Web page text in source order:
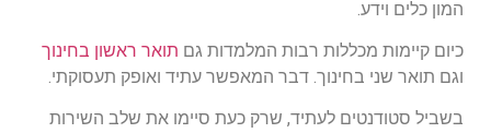
המון כלים וידע.
כיום קיימות מכללות רבות המלמדות גם תואר ראשון בחינוך
וגם תואר שני בחינוך. דבר המאפשר עתיד ואופק תעסוקתי.
בשביל סטודנטים לעתיד, שרק כעת סיימו את שלב השירות